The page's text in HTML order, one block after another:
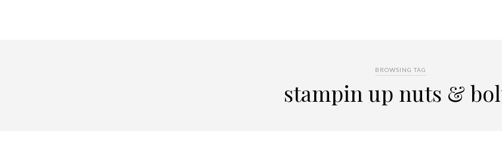
BROWSING TAG
stampin up nuts &